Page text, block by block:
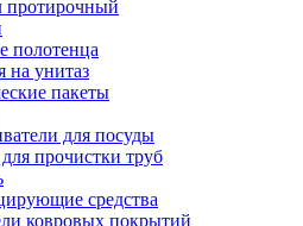
протирочный
полотенца
на унитаз
пакеты
для посуды
прочистки труб
средства
ковровых покрытий